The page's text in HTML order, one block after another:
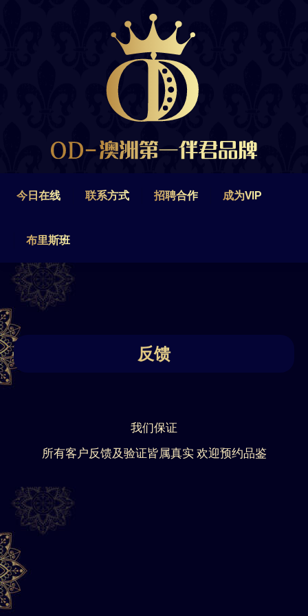
今日在线 联系方式 招聘合作 成为VIP
布里斯班
反馈
我们保证
所有客户反馈及验证皆属真实 欢迎预约品鉴
联系方式 招聘合作
布里斯班